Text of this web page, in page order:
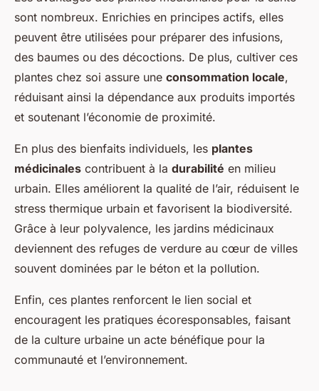
sont nombreux. Enrichies en principes actifs, elles
peuvent être utilisées pour préparer des infusions,
des baumes ou des décoctions. De plus, cultiver ces
plantes chez soi assure une consommation locale,
réduisant ainsi la dépendance aux produits importés
et soutenant l’économie de proximité.
En plus des bienfaits individuels, les plantes
médicinales contribuent à la durabilité en milieu
urbain. Elles améliorent la qualité de l’air, réduisent le
stress thermique urbain et favorisent la biodiversité.
Grâce à leur polyvalence, les jardins médicinaux
deviennent des refuges de verdure au cœur de villes
souvent dominées par le béton et la pollution.
Enfin, ces plantes renforcent le lien social et
encouragent les pratiques écoresponsables, faisant
de la culture urbaine un acte bénéfique pour la
communauté et l’environnement.